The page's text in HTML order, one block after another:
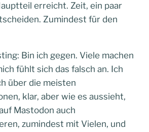
erreicht. Zeit, ein paar
Zumindest für den
Bin ich gegen. Viele machen
fühlt sich das falsch an. Ich
über die meisten
klar, aber wie es aussieht,
Mastodon auch
zumindest mit Vielen, und